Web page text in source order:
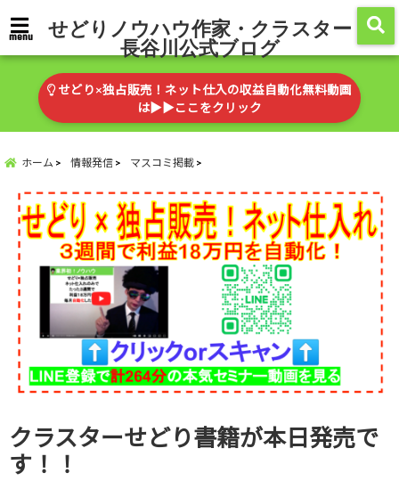
menu せどりノウハウ作家・クラスター
長谷川公式ブログ
せどり×独占販売！ネット仕入の収益自動化無料動画
は▶︎▶︎ここをクリック
ホーム 情報発信 マスコミ掲載
クラスターせどり書籍が本日発売で
す！！